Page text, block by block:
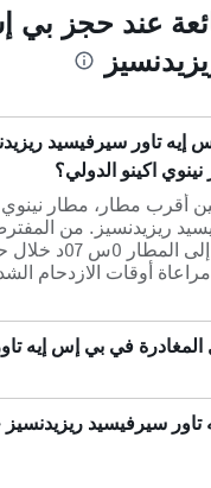
عند حجز بي
تاور سيرفيسيد
اكينو الدولي؟
ميلاً بين أقرب مطار، مطار
ريزيدنسيز. من
القيادة من الفندق
أوقات الازدحام
في بي إس إيه
سيرفيسيد